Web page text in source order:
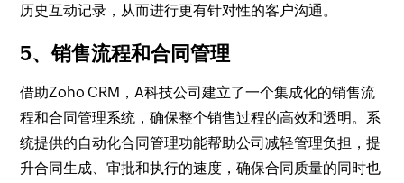
历史互动记录，从而进行更有针对性的客户沟通。
5、销售流程和合同管理
借助Zoho CRM，A科技公司建立了一个集成化的销售流
程和合同管理系统，确保整个销售过程的高效和透明。系
统提供的自动化合同管理功能帮助公司减轻管理负担，提
升合同生成、审批和执行的速度，确保合同质量的同时也